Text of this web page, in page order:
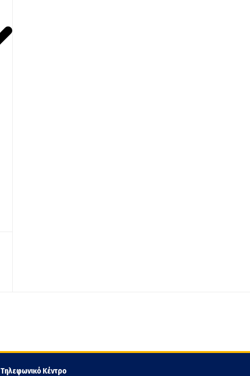
Τηλεφωνικό Κέντρο